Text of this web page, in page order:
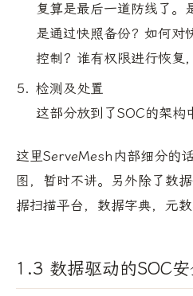
复算是最后一道防线了。
是通过快照备份？如何对
控制？谁有权限进行恢复
检测及处置
这部分放到了SOC的架构
这里ServeMesh内部细分的
图，暂时不讲。另外除了数
据扫描平台，数据字典，元数
1.3 数据驱动的SOC